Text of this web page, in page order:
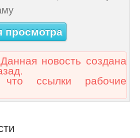
просмотра
Данная новость создана
что ссылки рабочие